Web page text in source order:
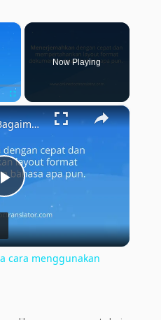
×
Fullscreen
Now Playing
×
Play
Video
Doc Translator: Bagaimana cara menggunakan penerjemah dokumen?
cara menggunakan